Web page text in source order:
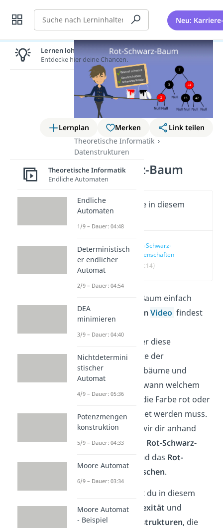
Suche Neu:
Lernplan Merken
Link teilen
Theoretische Informatik
Datenstrukturen
Rot-Schwarz-Baum
Wichtige Inhalte in diesem
Video
Rot-Schwarz-
Eigenschaften
(00:14)
Der Rot-Schwarz-Baum einfach
erklärt!
In unseremVideo findest
über diese
besondere Variante der
balancierten Binärbäume und
erfährst dadurch, wann welchem
Knoten entweder die Farbe rot oder
schwarz zugeordnet werden muss.
Zusätzlich zeigen wir dir anhand
eines Beispiels das Rot-Schwarz-
und das Rot-
Schwarz-Baum Löschen.
Zusätzlich erfährst du in diesem
Beitrag dieKomplexität und
potenzielle
Datenstrukturen, die
Lernen lohnt sich!
Entdecke hier deine Chancen.
Theoretische Informatik
Endliche Automaten
Endliche
Automaten
1/9 – Dauer: 04:48
Deterministisch
er endlicher
Automat
2/9 – Dauer: 04:54
DEA
minimieren
3/9 – Dauer: 04:40
Nichtdetermini
stischer
Automat
4/9 – Dauer: 05:36
Potenzmengen
konstruktion
5/9 – Dauer: 04:33
Moore Automat
6/9 – Dauer: 03:34
Moore Automat
- Beispiel